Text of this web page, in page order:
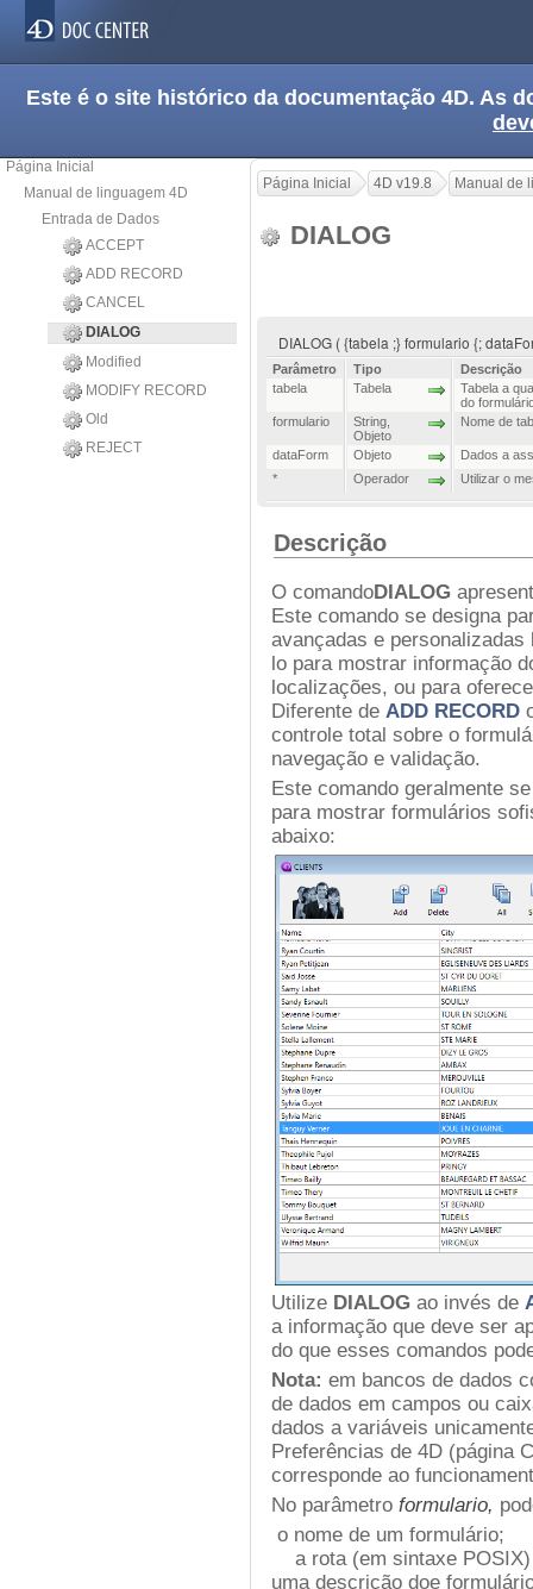
Este é o site histórico da documentação 4D. As
Página Inicial
Manual de linguagem 4D
Entrada de Dados
ACCEPT
ADD RECORD
CANCEL
DIALOG
Modified
MODIFY RECORD
Old
REJECT
Página Inicial 4D v19.8 Manual de
DIALOG
DIALOG ( {tabela ;} formulario {;
Parâmetro Tipo
Descrição
tabela
Tabela
Tabela a
do
formulario
String
Objeto
Nome de
dataForm Objeto
Dados a
*
Operador Utilizar o
Descrição
O comandoDIALOG
Este comando se designa
avançadas e
lo para mostrar informação
localizações, ou para
Diferente de ADD RECORD
controle total sobre o
navegação e validação.
Este comando geralmente
para mostrar formulários
abaixo:
Utilize DIALOG ao invés de
a informação que deve ser
do que esses comandos
Nota: em bancos de dados
de dados em campos ou
dados a variáveis
Preferências de 4D (página
corresponde ao
No parâmetro formulario,
o nome de um formulário;
a rota (em sintaxe POSIX)
uma descrição doe